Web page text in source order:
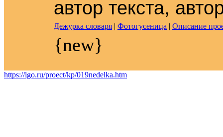
автор текста,
Дежурка словаря | Фотогусеница | Описание
{new}
https://lgo.ru/proect/kp/019nedelka.htm